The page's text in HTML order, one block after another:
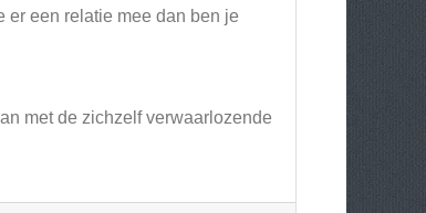
er een relatie mee dan ben je
met de zichzelf verwaarlozende